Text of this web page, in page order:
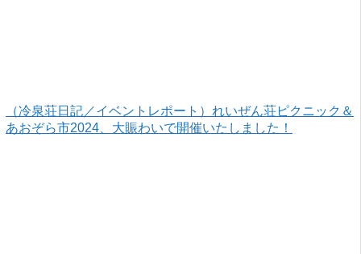
（冷泉荘日記／イベントレポート）れいぜん荘ピクニック＆
あおぞら市2024、大賑わいで開催いたしました！